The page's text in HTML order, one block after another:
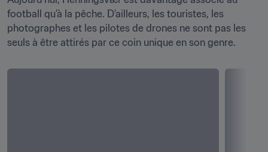
football qu’à la pêche. D’ailleurs, les touristes, les
photographes et les pilotes de drones ne sont pas les
seuls à être attirés par ce coin unique en son genre.